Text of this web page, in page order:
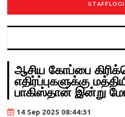
ஆசிய கோப்பை
எதிர்ப்புகளுக்கு
பாகிஸ்தான் இன்று
14 Sep 2025 08:44:31